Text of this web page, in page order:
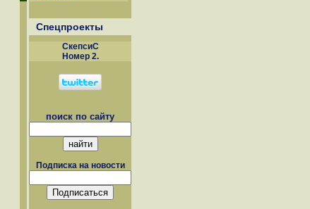
Спецпроекты
СкепсиС
Номер 2.
поиск по сайту
Подписка на новости